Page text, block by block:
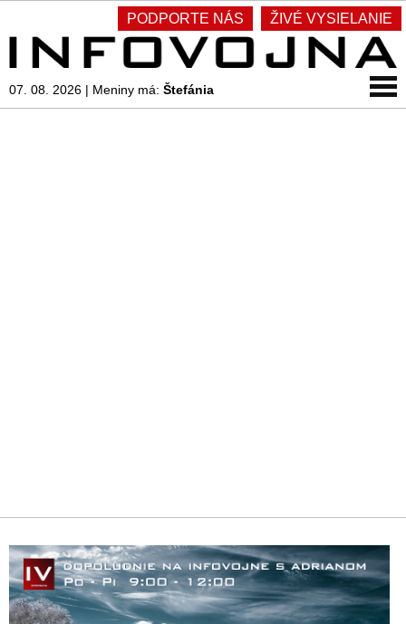
PODPORTE NÁS ŽIVÉ VYSIELANIE
07. 08. 2026 | Meniny má: Štefánia